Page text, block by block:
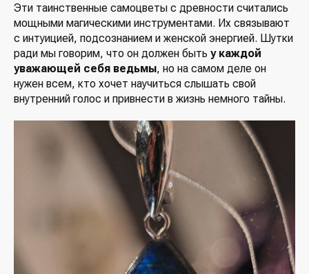
Эти таинственные самоцветы с древности считались
мощными магическими инструментами. Их связывают
с интуицией, подсознанием и женской энергией. Шутки
ради мы говорим, что он должен быть у каждой
уважающей себя ведьмы, но на самом деле он
нужен всем, кто хочет научиться слышать свой
внутренний голос и привнести в жизнь немного тайны.